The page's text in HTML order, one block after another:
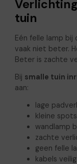
tuin
Eén felle lamp
vaak niet beter.
Beter is zachte
Bij smalle tuin
aan:
lage
kleine
wandlamp
zachte
geen felle
kabels